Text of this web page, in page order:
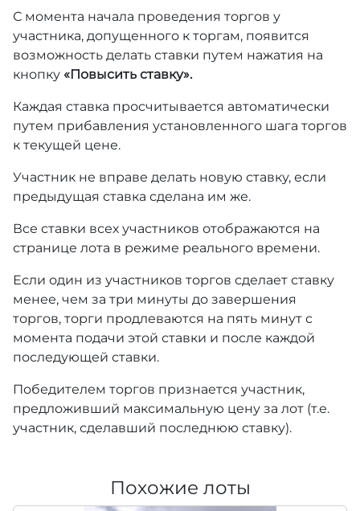
С момента начала проведения торгов у
участника, допущенного к торгам, появится
возможность делать ставки путем нажатия на
кнопку «Повысить ставку».
Каждая ставка просчитывается автоматически
путем прибавления установленного шага торгов
к текущей цене.
Участник не вправе делать новую ставку, если
предыдущая ставка сделана им же.
Все ставки всех участников отображаются на
странице лота в режиме реального времени.
Если один из участников торгов сделает ставку
менее, чем за три минуты до завершения
торгов, торги продлеваются на пять минут с
момента подачи этой ставки и после каждой
последующей ставки.
Победителем торгов признается участник,
предложивший максимальную цену за лот (т.е.
участник, сделавший последнюю ставку).
Похожие лоты